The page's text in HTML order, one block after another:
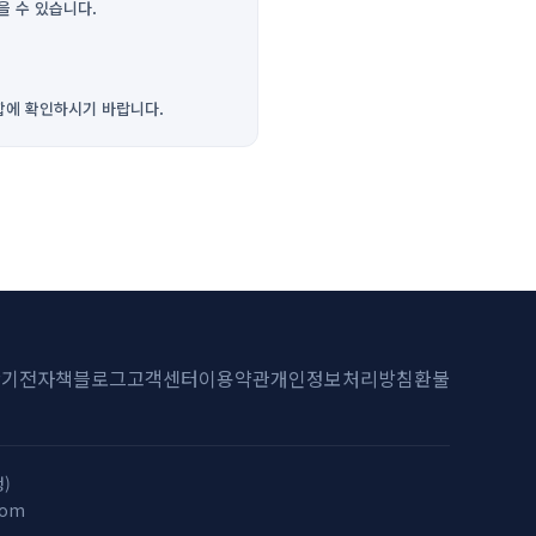
수 있습니다.
확인하시기 바랍니다.
전자책블로그고객센터이용약관개인정보처리방침환불
)